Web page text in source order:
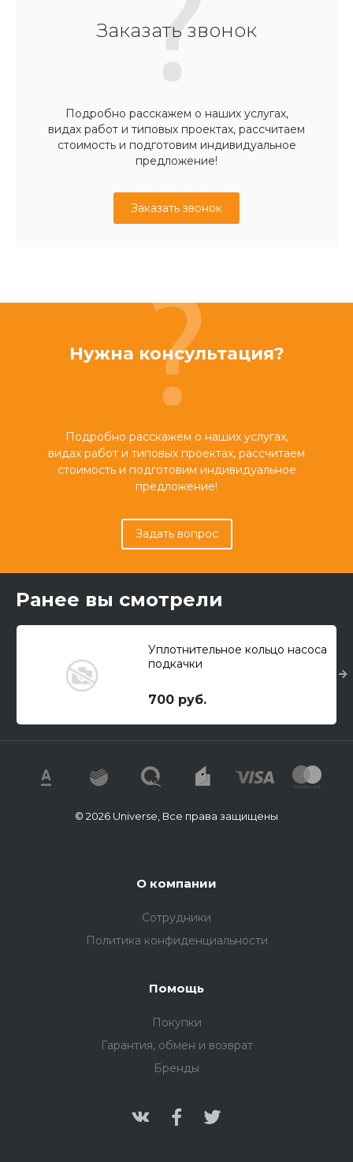
Заказать звонок
Подробно расскажем о наших услугах,
видах работ и типовых проектах, рассчитаем
стоимость и подготовим индивидуальное
предложение!
Заказать звонок
Нужна консультация?
Подробно расскажем о наших услугах,
видах работ и типовых проектах, рассчитаем
стоимость и подготовим индивидуальное
предложение!
Задать вопрос
Ранее вы смотрели
Уплотнительное кольцо насоса
подкачки
700 руб.
© 2026 Universe, Все права защищены
О компании
Сотрудники
Политика конфиденциальности
Помощь
Покупки
Гарантия, обмен и возврат
Бренды